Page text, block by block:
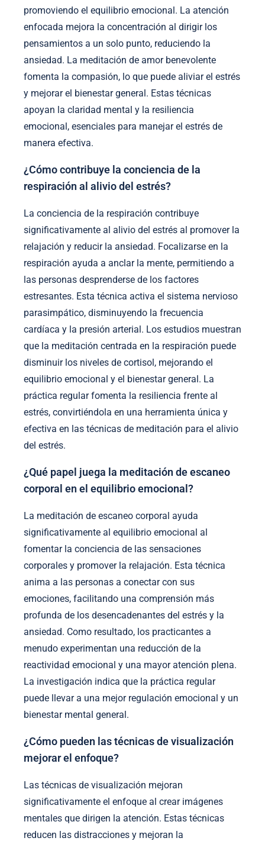
promoviendo el equilibrio emocional. La atención
enfocada mejora la concentración al dirigir los
pensamientos a un solo punto, reduciendo la
ansiedad. La meditación de amor benevolente
fomenta la compasión, lo que puede aliviar el estrés
y mejorar el bienestar general. Estas técnicas
apoyan la claridad mental y la resiliencia
emocional, esenciales para manejar el estrés de
manera efectiva.
¿Cómo contribuye la conciencia de la
respiración al alivio del estrés?
La conciencia de la respiración contribuye
significativamente al alivio del estrés al promover la
relajación y reducir la ansiedad. Focalizarse en la
respiración ayuda a anclar la mente, permitiendo a
las personas desprenderse de los factores
estresantes. Esta técnica activa el sistema nervioso
parasimpático, disminuyendo la frecuencia
cardíaca y la presión arterial. Los estudios muestran
que la meditación centrada en la respiración puede
disminuir los niveles de cortisol, mejorando el
equilibrio emocional y el bienestar general. La
práctica regular fomenta la resiliencia frente al
estrés, convirtiéndola en una herramienta única y
efectiva en las técnicas de meditación para el alivio
del estrés.
¿Qué papel juega la meditación de escaneo
corporal en el equilibrio emocional?
La meditación de escaneo corporal ayuda
significativamente al equilibrio emocional al
fomentar la conciencia de las sensaciones
corporales y promover la relajación. Esta técnica
anima a las personas a conectar con sus
emociones, facilitando una comprensión más
profunda de los desencadenantes del estrés y la
ansiedad. Como resultado, los practicantes a
menudo experimentan una reducción de la
reactividad emocional y una mayor atención plena.
La investigación indica que la práctica regular
puede llevar a una mejor regulación emocional y un
bienestar mental general.
¿Cómo pueden las técnicas de visualización
mejorar el enfoque?
Las técnicas de visualización mejoran
significativamente el enfoque al crear imágenes
mentales que dirigen la atención. Estas técnicas
reducen las distracciones y mejoran la